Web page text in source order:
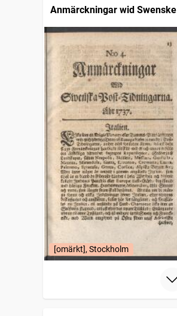
Anmärckningar wid Swenske
posttidningarne
[omärkt], Stockholm